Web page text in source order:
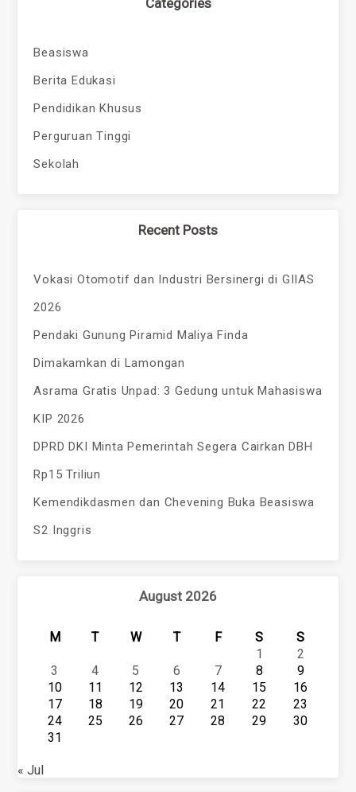
Beasiswa
Berita Edukasi
Pendidikan Khusus
Perguruan Tinggi
Sekolah
Recent Posts
Vokasi Otomotif dan Industri Bersinergi di GIIAS
2026
Pendaki Gunung Piramid Maliya Finda
Dimakamkan di Lamongan
Asrama Gratis Unpad: 3 Gedung untuk Mahasiswa
KIP 2026
DPRD DKI Minta Pemerintah Segera Cairkan DBH
Rp15 Triliun
Kemendikdasmen dan Chevening Buka Beasiswa
S2 Inggris
August 2026
M T W T F S
S
1
2
3
4 5 6 7 8
9
10
11 12 13 14 15
16
17
18 19 20 21 22
23
24
25 26 27 28 29
30
31
« Jul